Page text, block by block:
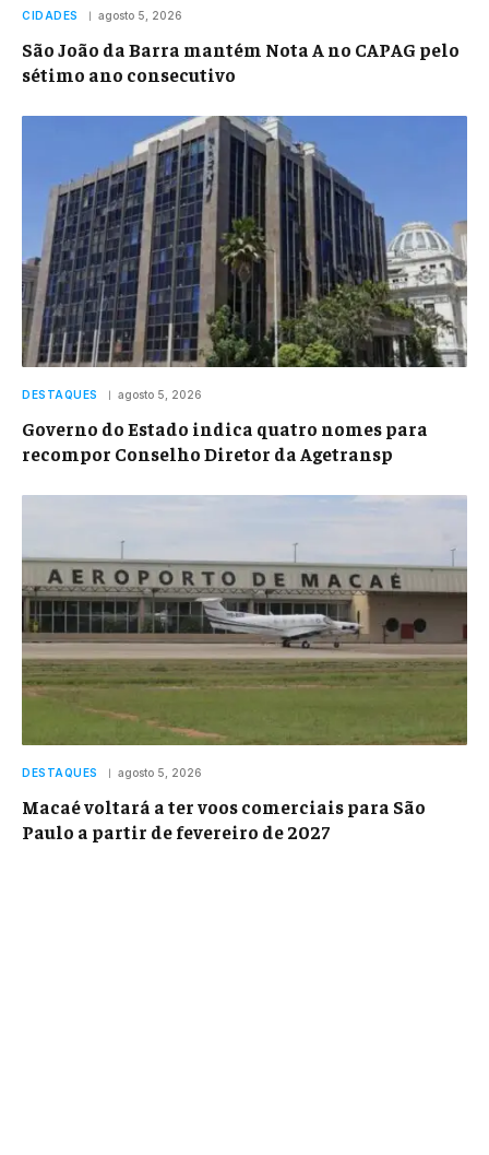
CIDADES agosto 5, 2026
São João da Barra mantém Nota A no CAPAG pelo
sétimo ano consecutivo
DESTAQUES agosto 5, 2026
Governo do Estado indica quatro nomes para
recompor Conselho Diretor da Agetransp
DESTAQUES agosto 5, 2026
Macaé voltará a ter voos comerciais para São
Paulo a partir de fevereiro de 2027